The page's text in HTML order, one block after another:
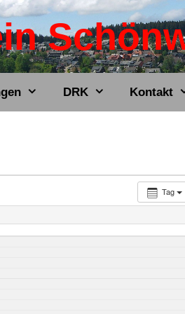
DRK Kontakt
Tag